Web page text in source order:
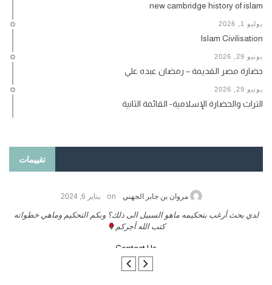
new cambridge history of islam
يوليو 1, 2026
Islam Civilisation
يونيو 29, 2026
حضارة مصر القديمة – رمضان عبده علي
يونيو 29, 2026
التراث والحضارة الإسلامية- القائمة الثانية
تقييمات
مروان بن جابر الجهني on يناير 6, 2024
لدي بحث أرغب بتحكيمه ماهو السبيل الى ذلك؟ وبكم التحكيم وماهي خطواته
كتب الله أجركم
Contact Us